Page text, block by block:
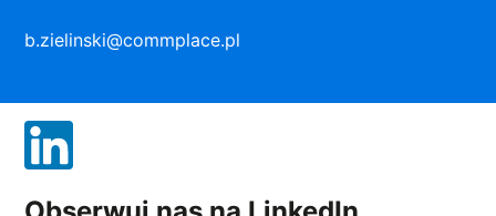
b.zielinski@commplace.pl